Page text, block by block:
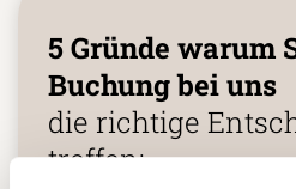
5 Gründe warum
Buchung bei uns
die richtige
treffen: